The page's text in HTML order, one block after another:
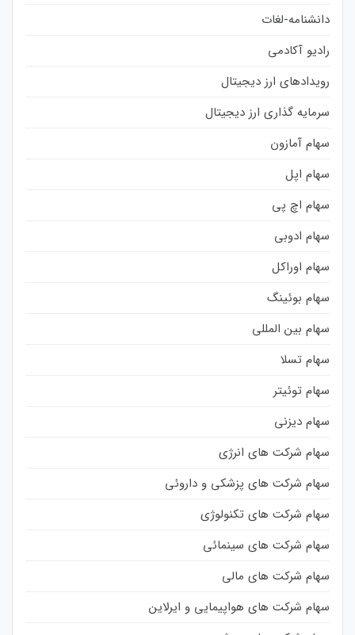
دانشنامه-لغات
رادیو آکادمی
رویدادهای ارز دیجیتال
سرمایه گذاری ارز دیجیتال
سهام آمازون
سهام اپل
سهام اچ پی
سهام ادوبی
سهام اوراکل
سهام بوئینگ
سهام بین المللی
سهام تسلا
سهام توئیتر
سهام دیزنی
سهام شرکت های انرژی
سهام شرکت های پزشکی و داروئی
سهام شرکت های تکنولوژی
سهام شرکت های سینمائی
سهام شرکت های مالی
سهام شرکت های هواپیمایی و ایرلاین